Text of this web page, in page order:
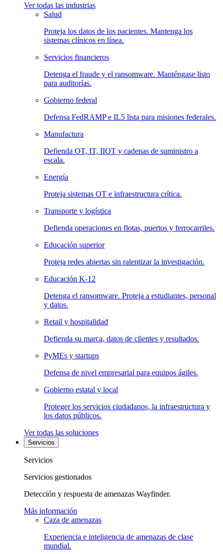
Ver todas las industrias
Salud
Proteja los datos de los pacientes. Mantenga los
sistemas clínicos en línea.
Servicios financieros
Detenga el fraude y el ransomware. Manténgase listo
para auditorías.
Gobierno federal
Defensa FedRAMP e IL5 lista para misiones federales.
Manufactura
Defienda OT, IT, IIOT y cadenas de suministro a
escala.
Energía
Proteja sistemas OT e infraestructura crítica.
Transporte y logística
Defienda operaciones en flotas, puertos y ferrocarriles.
Educación superior
Proteja redes abiertas sin ralentizar la investigación.
Educación K-12
Detenga el ransomware. Proteja a estudiantes, personal
y datos.
Retail y hospitalidad
Defienda su marca, datos de clientes y resultados.
PyMEs y startups
Defensa de nivel empresarial para equipos ágiles.
Gobierno estatal y local
Proteger los servicios ciudadanos, la infraestructura y
los datos públicos.
Ver todas las soluciones
Servicios
Servicios
Servicios gestionados
Detección y respuesta de amenazas Wayfinder.
Más información
Caza de amenazas
Experiencia e inteligencia de amenazas de clase
mundial.